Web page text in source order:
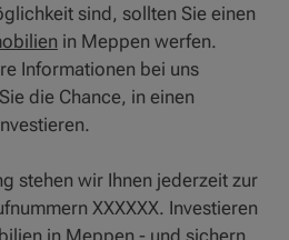
sind, sollten Sie einen
in Meppen werfen.
Informationen bei uns
die Chance, in einen
stehen wir Ihnen jederzeit zur
XXXXXX. Investieren